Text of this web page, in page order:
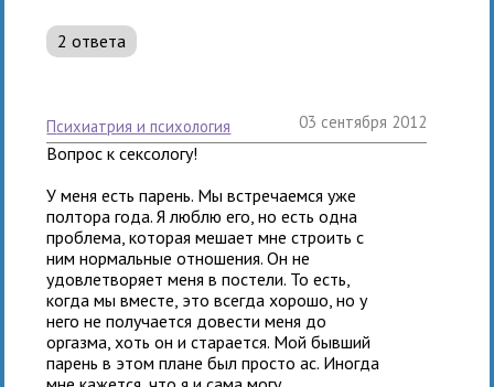
2 ответа
психиатрия и психология 03 сентября 2012
Вопрос к сексологу!
У меня есть парень. Мы встречаемся уже
полтора года. Я люблю его, но есть одна
проблема, которая мешает мне строить с
ним нормальные отношения. Он не
удовлетворяет меня в постели. То есть,
когда мы вместе, это всегда хорошо, но у
него не получается довести меня до
оргазма, хоть он и старается. Мой бывший
парень в этом плане был просто ас. Иногда